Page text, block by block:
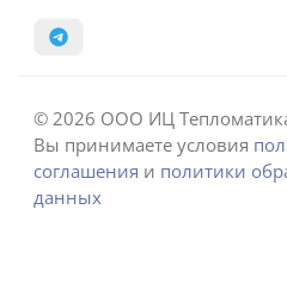
© 2026 ООО ИЦ
Вы принимаете условия
соглашения и политики
данных